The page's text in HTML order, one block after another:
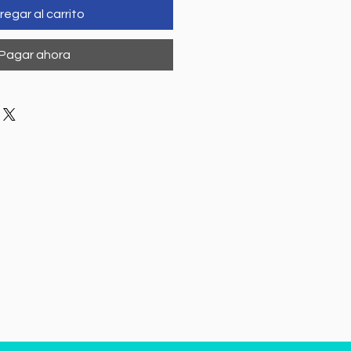
al carrito
ahora